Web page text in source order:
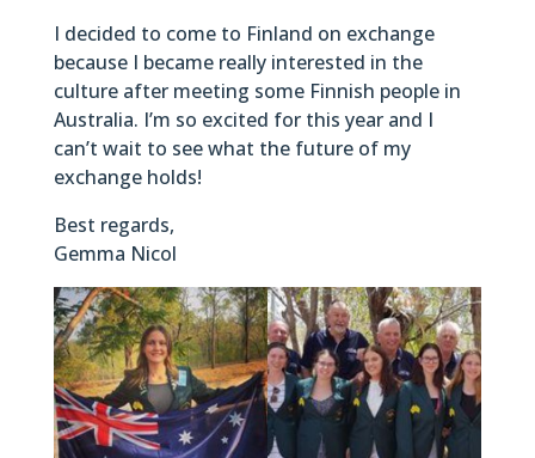
I decided to come to Finland on exchange
because I became really interested in the
culture after meeting some Finnish people in
Australia. I’m so excited for this year and I
can’t wait to see what the future of my
exchange holds!
Best regards,
Gemma Nicol